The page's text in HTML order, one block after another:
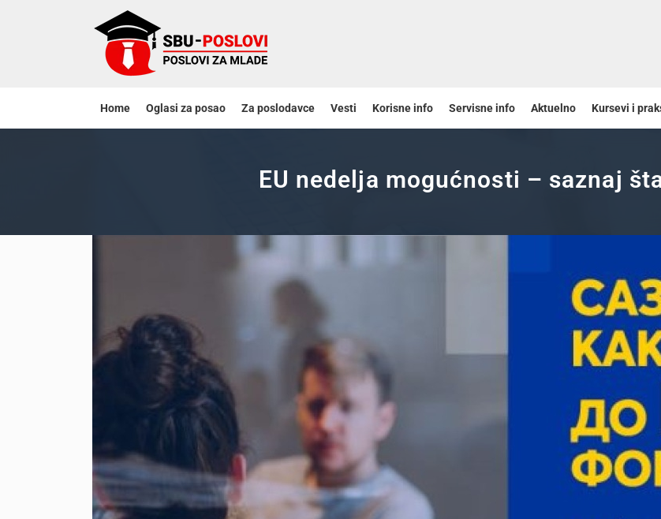
Home Oglasi za posao Za poslodavce Vesti Korisne info Servisne info Aktuelno Kursevi i
EU nedelja mogućnosti – saznaj